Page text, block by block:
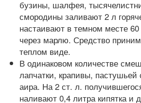
бузины, шалфея,
смородины заливают 2 л
настаивают в темном месте
через марлю. Средство
теплом виде.
В одинаковом количестве
лапчатки, крапивы,
аира. На 2 ст. л.
наливают 0,4 литра кипятка и